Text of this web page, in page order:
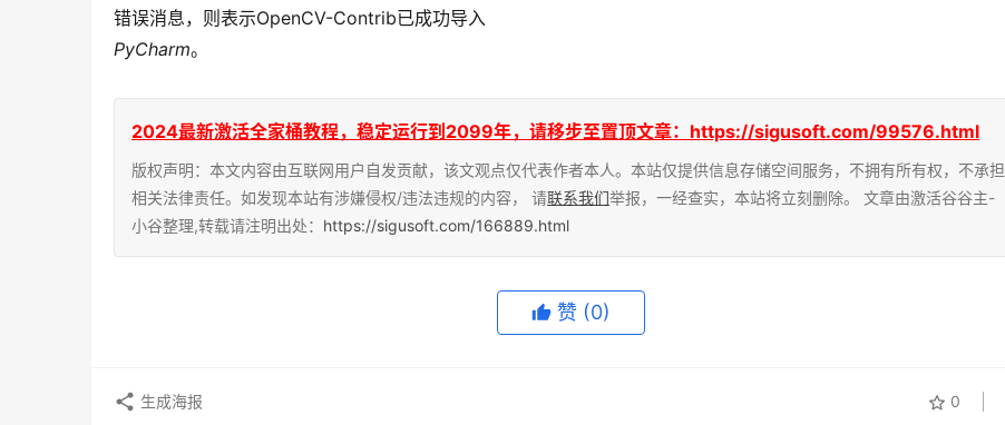
错误消息，则表示OpenCV-Contrib已成功导入
PyCharm。
2024最新激活全家桶教程，稳定运行到2099年，请移步至置顶文章：https://sigusoft.com/99576.html
版权声明：本文内容由互联网用户自发贡献，该文观点仅代表作者本人。本站仅提供信息存储空间服务，不拥有所有权，不承担
相关法律责任。如发现本站有涉嫌侵权/违法违规的内容， 请联系我们举报，一经查实，本站将立刻删除。 文章由激活谷谷主-
小谷整理,转载请注明出处： https://sigusoft.com/166889.html
赞 (0)
0
生成海报